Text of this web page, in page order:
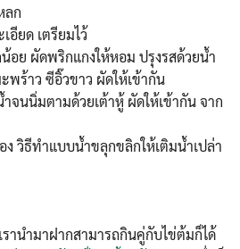
ลก
อียด เตรียมไว้
อย ผัดพริกแกงให้หอม ปรุงรสด้วยน้ำ
พร้าว ซีอิ๊วขาว ผัดให้เข้ากัน
จนนิ่มตามด้วยเต้าหู้ ผัดให้เข้ากัน จาก
วิธีทำแบบน้ำขลุกขลิกให้เติมน้ำเปล่า
านำมาฝากสามารถกินคู่กับไข่ต้มก็ได้